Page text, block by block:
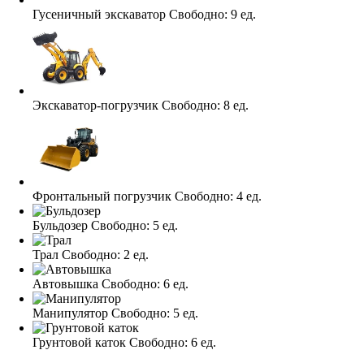
Гусеничный экскаватор Свободно: 9 ед.
Экскаватор-погрузчик Свободно: 8 ед.
Фронтальный погрузчик Свободно: 4 ед.
Бульдозер Свободно: 5 ед.
Трал Свободно: 2 ед.
Автовышка Свободно: 6 ед.
Манипулятор Свободно: 5 ед.
Грунтовой каток Свободно: 6 ед.